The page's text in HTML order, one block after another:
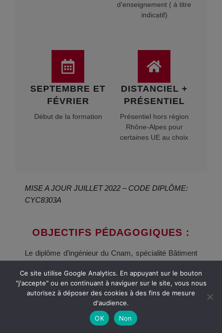
d'enseignement ( à titre
indicatif)
SEPTEMBRE ET
FÉVRIER
Début de la formation
DISTANCIEL +
PRÉSENTIEL
Présentiel hors région
Rhône-Alpes pour
certaines UE au choix
MISE A JOUR JUILLET 2022 – CODE DIPLÔME:
CYC8303A
OBJECTIFS PÉDAGOGIQUES :
Le diplôme d’ingénieur du Cnam, spécialité Bâtiment
spécifiquement dédié à la conception, au
dimensionnement et aux travaux de géotechniques.
L’ingénieur visé exerce les fonctions d’ingénieur en
bureau d’études ou en travaux de géotechnique :
terrassement, fondations excavation de parois,
Ce site utilise Google Analytics. En appuyant sur le bouton
"j'accepte" ou en continuant à naviguer sur le site, vous nous
autorisez à déposer des cookies à des fins de mesure
d'audience.
OK
Non